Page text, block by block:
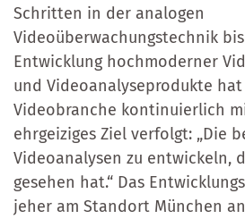
Schritten in der analogen
Videoüberwachungstechnik
Entwicklung hochmoderner
und Videoanalyseprodukte hat
Videobranche kontinuierlich
ehrgeiziges Ziel verfolgt: „Die
Videoanalysen zu entwickeln,
gesehen hat.“ Das
jeher am Standort München